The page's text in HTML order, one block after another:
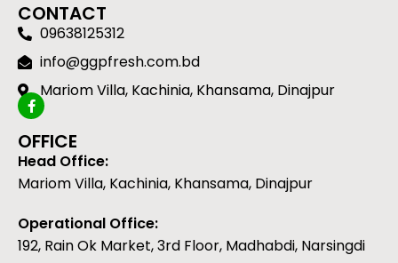
CONTACT
09638125312
info@ggpfresh.com.bd
Mariom Villa, Kachinia, Khansama, Dinajpur
OFFICE
Head Office:
Mariom Villa, Kachinia, Khansama, Dinajpur
Operational Office:
192, Rain Ok Market, 3rd Floor, Madhabdi, Narsingdi